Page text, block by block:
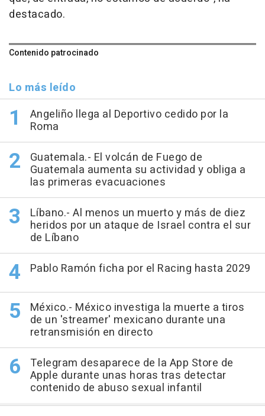
destacado.
Contenido patrocinado
Lo más leído
Angeliño llega al Deportivo cedido por la
Roma
Guatemala.- El volcán de Fuego de
Guatemala aumenta su actividad y obliga a
las primeras evacuaciones
Líbano.- Al menos un muerto y más de diez
heridos por un ataque de Israel contra el sur
de Líbano
Pablo Ramón ficha por el Racing hasta 2029
México.- México investiga la muerte a tiros
de un 'streamer' mexicano durante una
retransmisión en directo
Telegram desaparece de la App Store de
Apple durante unas horas tras detectar
contenido de abuso sexual infantil